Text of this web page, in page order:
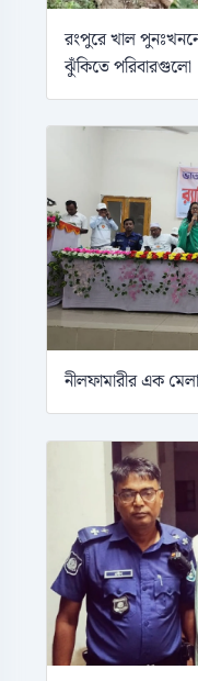
রংপুরে খাল
ঝুঁকিতে পরিবারগুলো
নীলফামারীর এক